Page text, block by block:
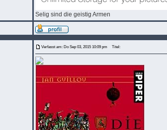
Selig sind die geistig Armen
Verfasst am: Do Sep 03, 2015 10:09 pm Titel: